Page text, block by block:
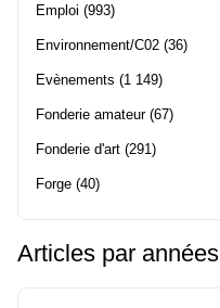
Emploi (993)
Environnement/C02 (36)
Evènements (1 149)
Fonderie amateur(67)
Fonderie d'art (291)
Forge (40)
Articles par années